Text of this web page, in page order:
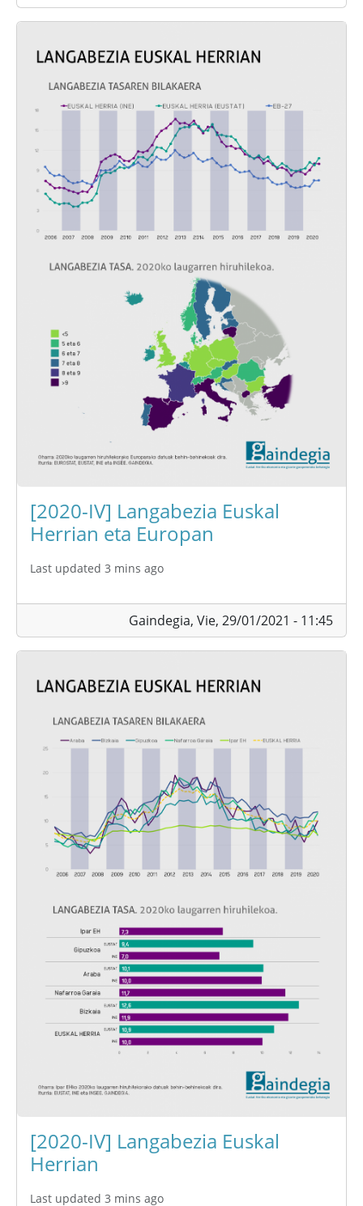
[2020-IV] Langabezia Euskal
Herrian eta Europan
Last updated 3 mins ago
Gaindegia, Vie, 29/01/2021 - 11:45
[2020-IV] Langabezia Euskal
Herrian
Last updated 3 mins ago